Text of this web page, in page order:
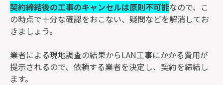
契約締結後の工事のキャンセルは原則不可能なので、こ
の時点で十分な確認をおこない、疑問などを解消してお
きましょう。
業者による現地調査の結果からLAN工事にかかる費用が
提示されるので、依頼する業者を決定し、契約を締結し
ます。